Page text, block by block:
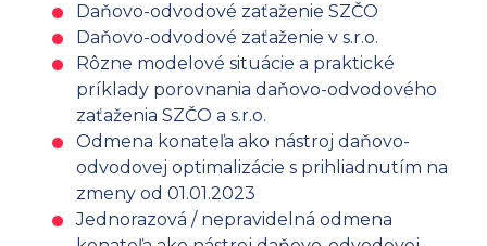
Daňovo-odvodové zaťaženie SZČO
Daňovo-odvodové zaťaženie v s.r.o.
Rôzne modelové situácie a praktické
príklady porovnania daňovo-odvodového
zaťaženia SZČO a s.r.o.
Odmena konateľa ako nástroj daňovo-
odvodovej optimalizácie s prihliadnutím na
zmeny od 01.01.2023
Jednorazová / nepravidelná odmena